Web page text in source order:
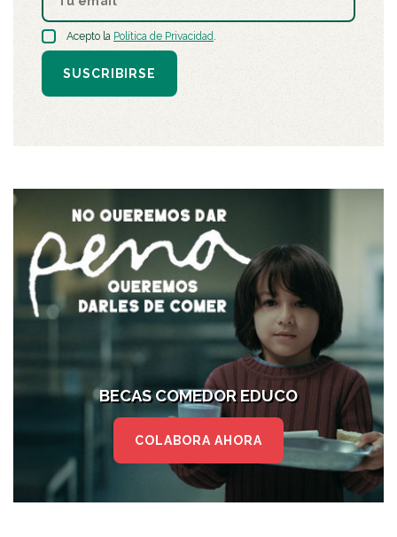
Acepto la Política de Privacidad
SUSCRIBIRSE
BECAS COMEDOR EDUCO
COLABORA AHORA